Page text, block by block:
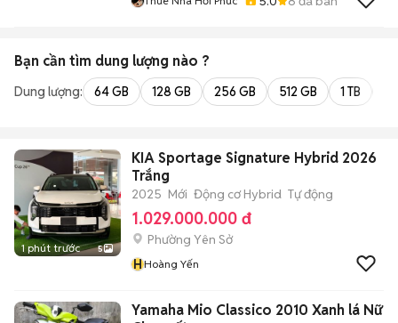
Bạn cần tìm dung lượng nào ?
Dung lượng: 64 GB 128 GB 256 GB 512 GB 1 TB
1 phút trước 5
KIA Sportage Signature Hybrid 2026
Trắng
2025 Mới Động cơ Hybrid Tự động
1.029.000.000 đ
Phường Yên Sở
HHoàng Yến
Yamaha Mio Classico 2010 Xanh lá Nữ